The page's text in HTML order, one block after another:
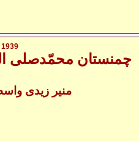
چمنستان محمّدصلی
- منیر زیدی